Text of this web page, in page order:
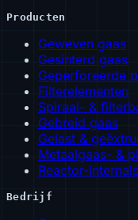
Producten
Geweven gaas
Gesinterd gaas
Geperforeerde
Filterelementen
Spiraal- &
Gebreid gaas
Gelast &
Metaalgaas- &
Reactor-
Bedrijf